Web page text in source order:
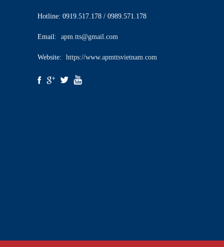
Hotline: 0919.517.178 / 0989.571.178
Email: apm.tts@gmail.com
Website: https://www.apmttsvietnam.com